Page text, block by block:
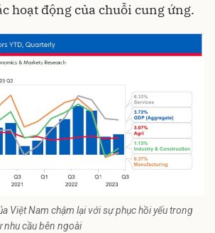
hoạt động của chuỗi cung ứng.
Việt Nam chậm lại với sự phục hồi yếu trong
nhu cầu bên ngoài